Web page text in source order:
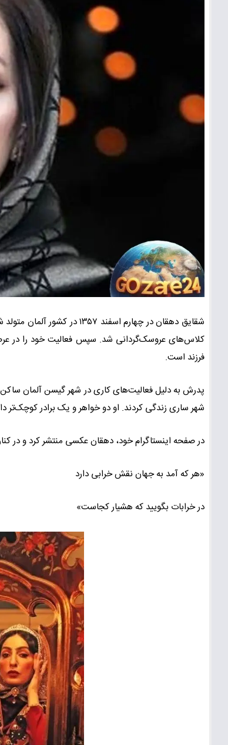
شقایق دهقان در چهارم
کلاس‌های عروسک‌گردانی شد. سپس فعالیت خود را در
فرزند است.
پدرش به دلیل فعالیت‌های کاری در شهر گیسن آلمان
شهر ساری زندگی کردند. او دو خواهر و یک برادر کوچک‌تر
در صفحه اینستاگرام خود، دهقان عکسی منتشر کرد و در
«هر که آمد به جهان نقش خرابی دارد
در خرابات بگویید که هشیار کجاست»